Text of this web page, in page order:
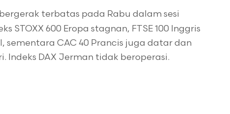
terbatas pada Rabu dalam sesi
STOXX 600 Eropa stagnan, FTSE 100 Inggris
sementara CAC 40 Prancis juga datar dan
Indeks DAX Jerman tidak beroperasi.